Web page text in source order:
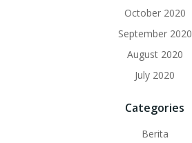
October 2020
September 2020
August 2020
July 2020
Categories
Berita